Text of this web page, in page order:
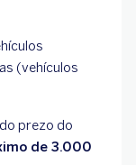
(vehículos
do prezo do
de 3.000